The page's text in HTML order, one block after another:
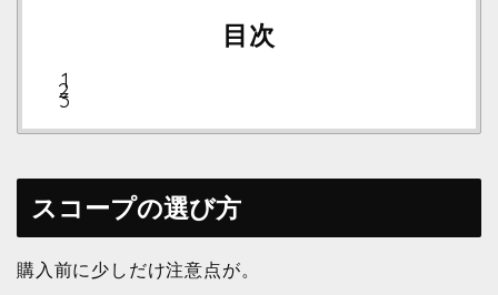
目次
スコープの選び方
購入前に少しだけ注意点が。